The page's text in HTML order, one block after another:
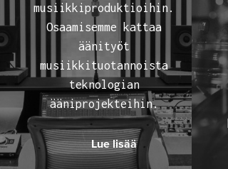
musiikkiproduktioihin.
Osaamisemme kattaa
äänityöt
musiikkituotannoista
teknologian
ääniprojekteihin.
Lue lisää